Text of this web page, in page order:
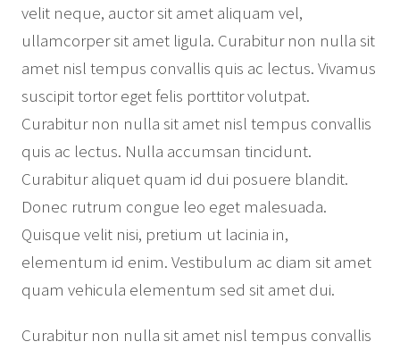
velit neque, auctor sit amet aliquam vel,
ullamcorper sit amet ligula. Curabitur non nulla sit
amet nisl tempus convallis quis ac lectus. Vivamus
suscipit tortor eget felis porttitor volutpat.
Curabitur non nulla sit amet nisl tempus convallis
quis ac lectus. Nulla accumsan tincidunt.
Curabitur aliquet quam id dui posuere blandit.
Donec rutrum congue leo eget malesuada.
Quisque velit nisi, pretium ut lacinia in,
elementum id enim. Vestibulum ac diam sit amet
quam vehicula elementum sed sit amet dui.
Curabitur non nulla sit amet nisl tempus convallis